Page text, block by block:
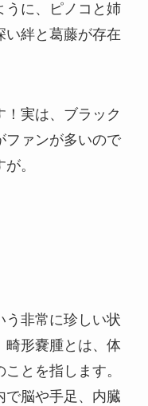
うに、ピノコと姉
い絆と葛藤が存在
実は、ブラック
ファンが多いので
。
う非常に珍しい状
畸形嚢腫とは、体
とを指します。
で脳や手足、内臓